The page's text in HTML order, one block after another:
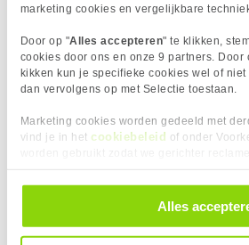
marketing cookies en vergelijkbare
Door op "Alles accepteren" te klikken,
cookies door ons en onze 9 partners.
kikken kun je specifieke cookies wel of
dan vervolgens op met Selectie toestaan.
Marketing cookies worden gedeeld met
vind je in het cookiebeleid of onder
alle cookies. Je kunt je gegeven
door in de footer van onze website te
Alles
Videokaart upgraden
De videokaart is voor gamers